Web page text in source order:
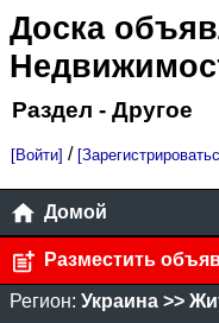
Доска
Раздел - Другое
[Войти] /
Домой
Разместить
Регион: Украина >>